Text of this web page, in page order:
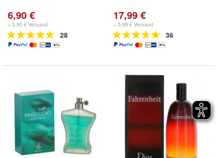
6,90 €
+ 5,90 € Versand
28
17,99 €
+ 5,99 € Versand
36